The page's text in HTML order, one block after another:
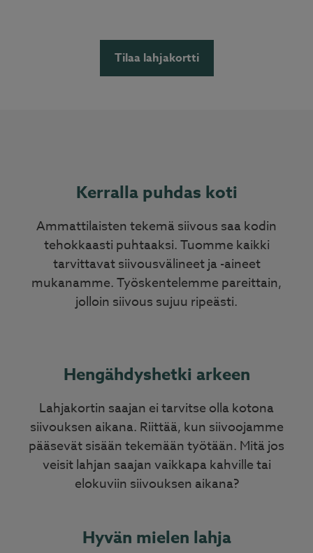
Tilaa lahjakortti
Kerralla puhdas koti
Ammattilaisten tekemä siivous saa kodin
tehokkaasti puhtaaksi. Tuomme kaikki
tarvittavat siivousvälineet ja -aineet
mukanamme. Työskentelemme pareittain,
jolloin siivous sujuu ripeästi.
Hengähdyshetki arkeen
Lahjakortin saajan ei tarvitse olla kotona
siivouksen aikana. Riittää, kun siivoojamme
pääsevät sisään tekemään työtään. Mitä jos
veisit lahjan saajan vaikkapa kahville tai
elokuviin siivouksen aikana?
Hyvän mielen lahja